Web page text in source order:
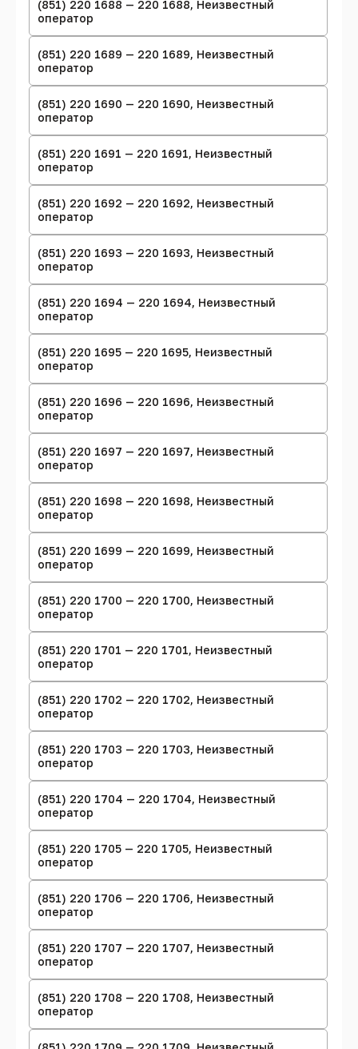
(851) 220 1688 — 220 1688, Неизвестный
оператор
(851) 220 1689 — 220 1689, Неизвестный
оператор
(851) 220 1690 — 220 1690, Неизвестный
оператор
(851) 220 1691 — 220 1691, Неизвестный
оператор
(851) 220 1692 — 220 1692, Неизвестный
оператор
(851) 220 1693 — 220 1693, Неизвестный
оператор
(851) 220 1694 — 220 1694, Неизвестный
оператор
(851) 220 1695 — 220 1695, Неизвестный
оператор
(851) 220 1696 — 220 1696, Неизвестный
оператор
(851) 220 1697 — 220 1697, Неизвестный
оператор
(851) 220 1698 — 220 1698, Неизвестный
оператор
(851) 220 1699 — 220 1699, Неизвестный
оператор
(851) 220 1700 — 220 1700, Неизвестный
оператор
(851) 220 1701 — 220 1701, Неизвестный
оператор
(851) 220 1702 — 220 1702, Неизвестный
оператор
(851) 220 1703 — 220 1703, Неизвестный
оператор
(851) 220 1704 — 220 1704, Неизвестный
оператор
(851) 220 1705 — 220 1705, Неизвестный
оператор
(851) 220 1706 — 220 1706, Неизвестный
оператор
(851) 220 1707 — 220 1707, Неизвестный
оператор
(851) 220 1708 — 220 1708, Неизвестный
оператор